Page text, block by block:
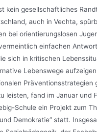
kein gesellschaftliches
auch in Vechta,
bei orientierungslosen
einfachen
sich in kritischen
Lebenswege
Präventionsstrategien
leisten, fand im Januar und
Schule ein Projekt zum
Demokratie“ statt.